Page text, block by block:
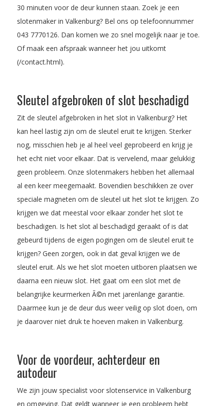
30 minuten voor de deur kunnen staan. Zoek je een
slotenmaker in Valkenburg? Bel ons op telefoonnummer
043 7770126. Dan komen we zo snel mogelijk naar je toe.
Of maak een afspraak wanneer het jou uitkomt
(/contact.html).
Sleutel afgebroken of slot beschadigd
Zit de sleutel afgebroken in het slot in Valkenburg? Het
kan heel lastig zijn om de sleutel eruit te krijgen. Sterker
nog, misschien heb je al heel veel geprobeerd en krijg je
het echt niet voor elkaar. Dat is vervelend, maar gelukkig
geen probleem. Onze slotenmakers hebben het allemaal
al een keer meegemaakt. Bovendien beschikken ze over
speciale magneten om de sleutel uit het slot te krijgen. Zo
krijgen we dat meestal voor elkaar zonder het slot te
beschadigen. Is het slot al beschadigd geraakt of is dat
gebeurd tijdens de eigen pogingen om de sleutel eruit te
krijgen? Geen zorgen, ook in dat geval krijgen we de
sleutel eruit. Als we het slot moeten uitboren plaatsen we
daarna een nieuw slot. Het gaat om een slot met de
belangrijke keurmerken Ã©n met jarenlange garantie.
Daarmee kun je de deur dus weer veilig op slot doen, om
je daarover niet druk te hoeven maken in Valkenburg.
Voor de voordeur, achterdeur en
autodeur
We zijn jouw specialist voor slotenservice in Valkenburg
en omgeving. Dat geldt wanneer je een probleem hebt